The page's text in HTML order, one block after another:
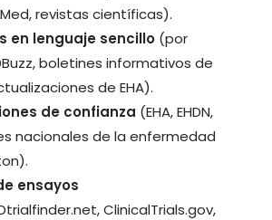
revistas científicas).
en lenguaje sencillo (por
boletines informativos de
de EHA).
de confianza (EHA, EHDN,
nacionales de la enfermedad
ensayos
ClinicalTrials.gov,